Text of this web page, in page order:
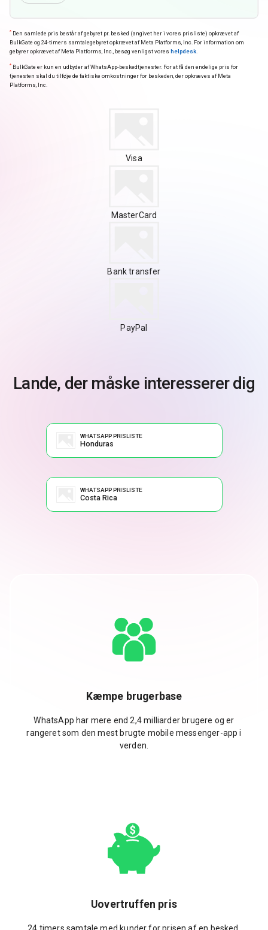
* Den samlede pris består af gebyret pr. besked (angivet her i vores prisliste) opkrævet af
BulkGate og 24-timers samtalegebyret opkrævet af Meta Platforms, Inc. For information om
gebyrer opkrævet af Meta Platforms, Inc., besøg venligst vores helpdesk.
* BulkGate er kun en udbyder af WhatsApp-beskedtjenester. For at få den endelige pris for
tjenesten skal du tilføje de faktiske omkostninger for beskeden, der opkræves af Meta
Platforms, Inc.
Visa
MasterCard
Bank transfer
PayPal
Lande, der måske interesserer dig
WHATSAPP PRISLISTE
Honduras
WHATSAPP PRISLISTE
Costa Rica
Kæmpe brugerbase
WhatsApp har mere end 2,4 milliarder brugere og er
rangeret som den mest brugte mobile messenger-app i
verden.
Uovertruffen pris